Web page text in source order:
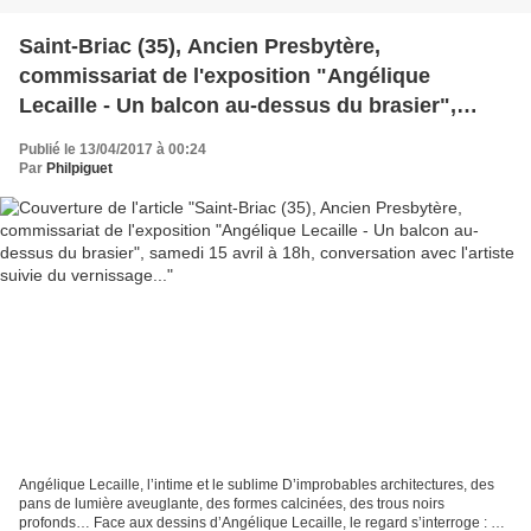
Saint-Briac (35), Ancien Presbytère,
commissariat de l'exposition "Angélique
Lecaille - Un balcon au-dessus du brasier",
suivie du vernissage...
Publié le 13/04/2017 à 00:24
Par Philpiguet
Angélique Lecaille, l’intime et le sublime D’improbables architectures, des
pans de lumière aveuglante, des formes calcinées, des trous noirs
profonds… Face aux dessins d’Angélique Lecaille, le regard s’interroge : Où